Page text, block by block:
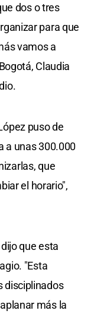
dos o tres
para que
vamos a
Claudia
puso de
a unas 300.000
que
el horario",
que esta
"Esta
disciplinados
más la